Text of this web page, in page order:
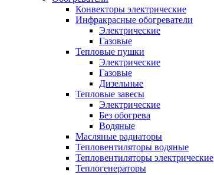
Конвекторы электрические
Инфракрасные обогреватели
Электрические
Газовые
Тепловые пушки
Электрические
Газовые
Дизельные
Тепловые завесы
Электрические
Без обогрева
Водяные
Масляные радиаторы
Тепловентиляторы водяные
Тепловентиляторы электрические
Теплогенераторы